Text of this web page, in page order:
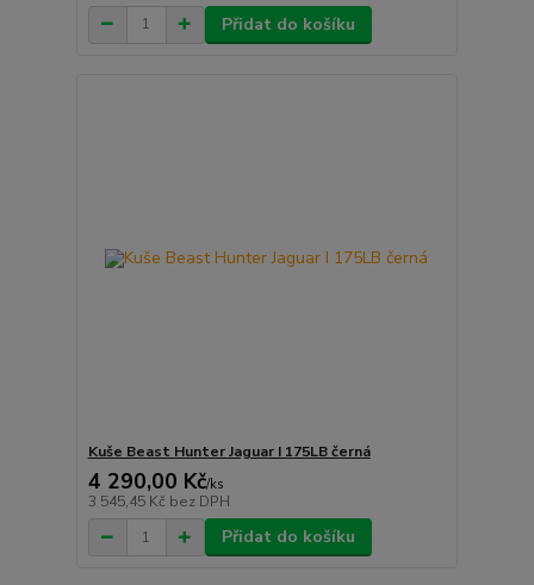
Přidat do košíku
Kuše Beast Hunter Jaguar I 175LB černá
4 290,00 Kč/ks
3 545,45 Kč bez DPH
Přidat do košíku